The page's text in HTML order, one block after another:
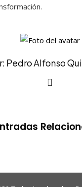
Pedro Alfonso